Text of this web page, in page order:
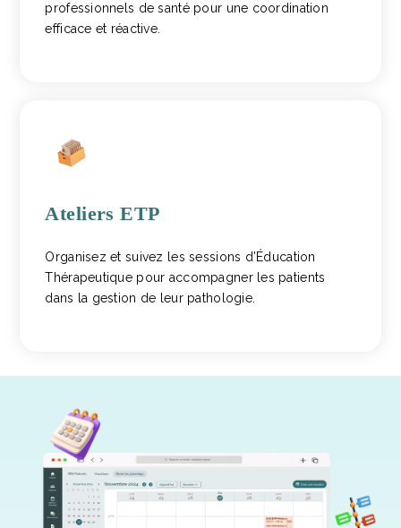
professionnels de santé pour une coordination
efficace et réactive.
Ateliers ETP
Organisez et suivez les sessions d’Éducation
Thérapeutique pour accompagner les patients
dans la gestion de leur pathologie.